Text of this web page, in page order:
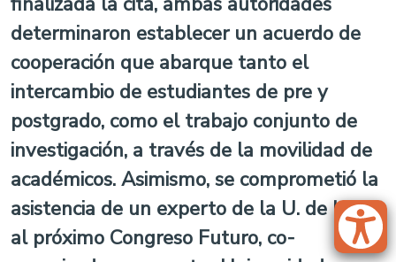
determinaron establecer un acuerdo de
cooperación que abarque tanto el
intercambio de estudiantes de pre y
postgrado, como el trabajo conjunto de
investigación, a través de la movilidad de
académicos. Asimismo, se comprometió la
asistencia de un experto de la U. de Haifa
al próximo Congreso Futuro, co-